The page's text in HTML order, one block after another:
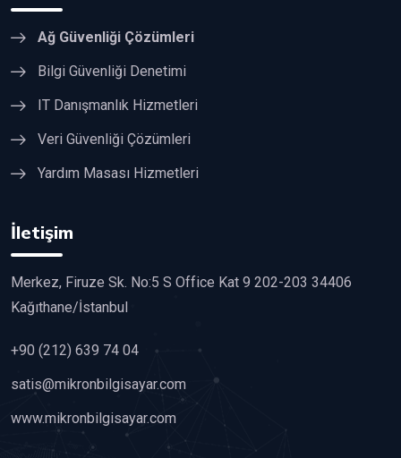
Ağ Güvenliği Çözümleri
Bilgi Güvenliği Denetimi
IT Danışmanlık Hizmetleri
Veri Güvenliği Çözümleri
Yardım Masası Hizmetleri
İletişim
Merkez, Firuze Sk. No:5 S Office Kat 9 202-203 34406
Kağıthane/İstanbul
+90 (212) 639 74 04
satis@mikronbilgisayar.com
www.mikronbilgisayar.com